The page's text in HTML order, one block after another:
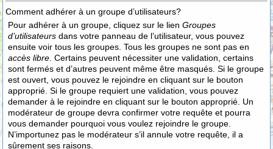
Comment adhérer à un groupe d’utilisateurs?
Pour adhérer à un groupe, cliquez sur le lien Groupes
d’utilisateurs dans votre panneau de l’utilisateur, vous pouvez
ensuite voir tous les groupes. Tous les groupes ne sont pas en
accès libre . Certains peuvent nécessiter une validation, certains
sont fermés et d’autres peuvent même être masqués. Si le groupe
est ouvert, vous pouvez le rejoindre en cliquant sur le bouton
approprié. Si le groupe requiert une validation, vous pouvez
demander à le rejoindre en cliquant sur le bouton approprié. Un
modérateur de groupe devra confirmer votre requête et pourra
vous demander pourquoi vous voulez rejoindre le groupe.
N’importunez pas le modérateur s’il annule votre requête, il a
sûrement ses raisons.